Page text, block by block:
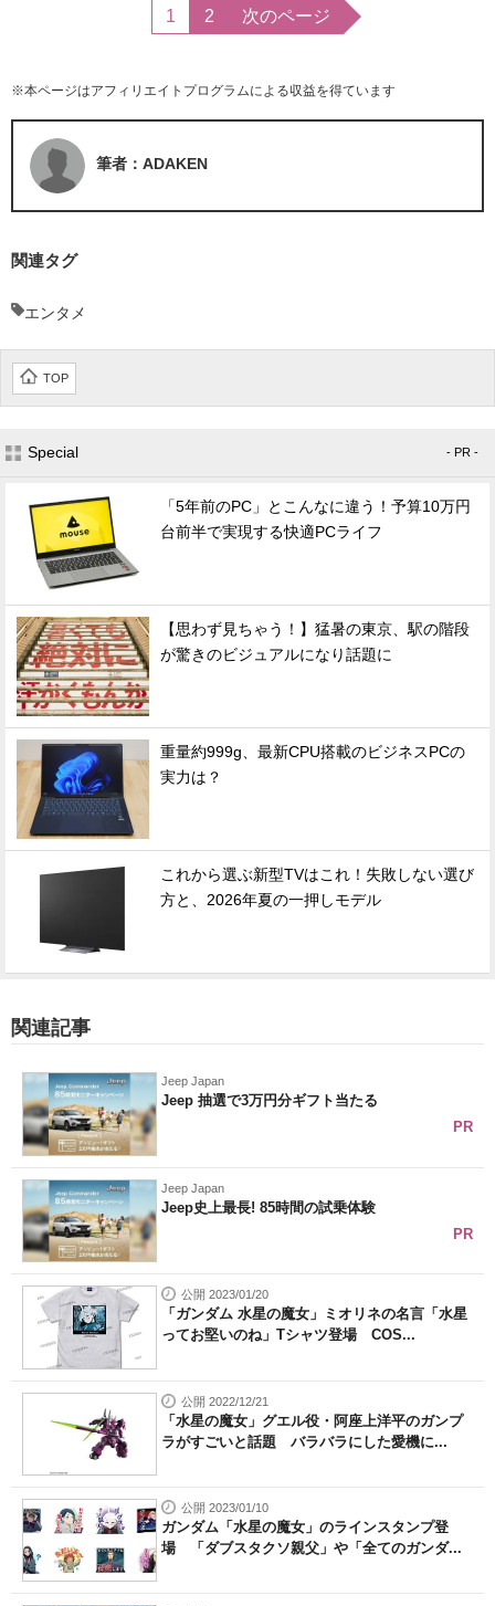
1 2 次のページ
※本ページはアフィリエイトプログラムによる収益を得ています
筆者：ADAKEN
関連タグ
エンタメ
TOP
Special - PR -
「5年前のPC」とこんなに違う！予算10万円
台前半で実現する快適PCライフ
【思わず見ちゃう！】猛暑の東京、駅の階段
が驚きのビジュアルになり話題に
重量約999g、最新CPU搭載のビジネスPCの
実力は？
これから選ぶ新型TVはこれ！失敗しない選び
方と、2026年夏の一押しモデル
関連記事
Jeep Japan
Jeep 抽選で3万円分ギフト当たる
PR
Jeep Japan
Jeep史上最長! 85時間の試乗体験
PR
公開 2023/01/20
「ガンダム 水星の魔女」ミオリネの名言「水星
ってお堅いのね」Tシャツ登場 COS...
公開 2022/12/21
「水星の魔女」グエル役・阿座上洋平のガンプ
ラがすごいと話題 バラバラにした愛機に...
公開 2023/01/10
ガンダム「水星の魔女」のラインスタンプ登
場 「ダブスタクソ親父」や「全てのガンダ...